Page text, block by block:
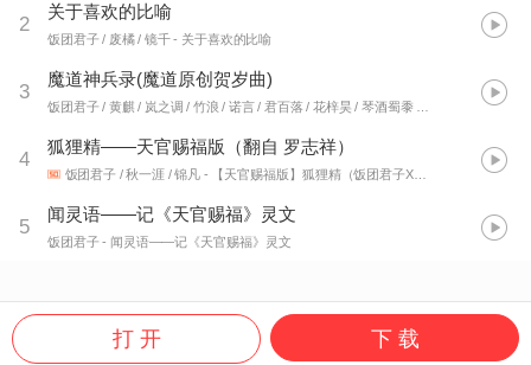
2
关于喜欢的比喻
饭团君子 / 废橘 / 镜千- 关于喜欢的比喻
3
魔道神兵录(魔道原创贺岁曲)
饭团君子 / 黄麒 / 岚之调 / 竹浪 / 诺言 / 君百落 / 花梓昊 / 琴酒蜀黍 / 奶爸白 / 墨怀枫 / 妖尾君 / 泰迪 / 鹿七七Ashley
4
狐狸精——天官赐福版（翻自 罗志祥）
饭团君子 / 秋一涯 / 锦凡 - 【天官赐福版】狐狸精（饭团君子XSAO狗周X秋一涯）
5
闻灵语——记《天官赐福》灵文
饭团君子 - 闻灵语——记《天官赐福》灵文
打 开 下 载